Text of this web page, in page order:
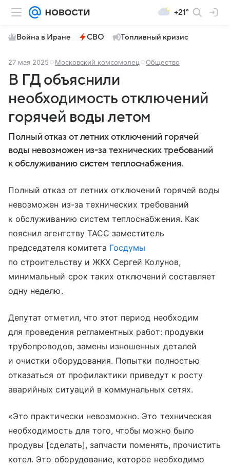
+21°
Война в Иране СВО Топливный кризис
27 мая 2025 Московский комсомолец Общество
В ГД объяснили
необходимость отключений
горячей воды летом
Полный отказ от летних отключений горячей
воды невозможен из-за технических требований
к обслуживанию систем теплоснабжения.
Полный отказ от летних отключений горячей воды
невозможен из-за технических требований
к обслуживанию систем теплоснабжения. Как
пояснил агентству ТАСС заместитель
председателя комитета Госдумы
по строительству и ЖКХ Сергей Колунов,
минимальный срок таких отключений составляет
одну неделю.
Депутат отметил, что этот период необходим
для проведения регламентных работ: продувки
трубопроводов, замены изношенных деталей
и очистки оборудования. Попытки полностью
отказаться от профилактики приведут к росту
аварийных ситуаций в коммунальных сетях.
«Это практически невозможно. Это техническая
необходимость для того, чтобы можно было
продувы [сделать], запчасти поменять, прочистить
котел. Это оборудование, которое необходимо